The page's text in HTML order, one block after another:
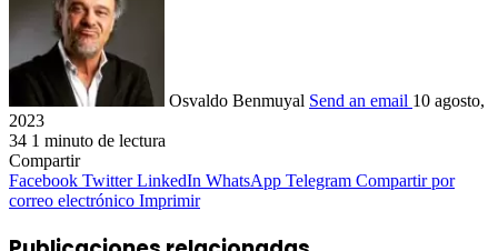
Osvaldo Benmuyal Send an email 10 agosto,
2023
34 1 minuto de lectura
Compartir
Facebook Twitter LinkedIn WhatsApp Telegram Compartir por
correo electrónico Imprimir